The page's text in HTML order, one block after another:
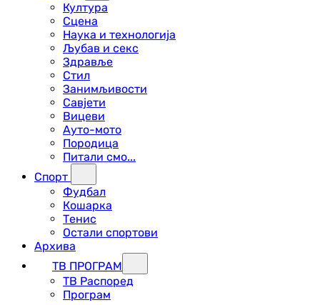
Култура
Сцена
Наука и технологија
Љубав и секс
Здравље
Стил
Занимљивости
Савјети
Вицеви
Ауто-мото
Породица
Питали смо...
Спорт
Фудбал
Кошарка
Тенис
Остали спортови
Архива
ТВ ПРОГРАМ
ТВ Распоред
Програм